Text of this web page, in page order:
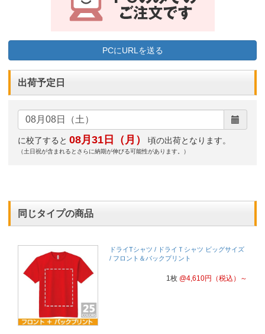
PCにURLを送る
出荷予定日
に校了すると 08月31日（月） 頃の出荷となります。
（土日祝が含まれるとさらに納期が伸びる可能性があります。）
同じタイプの商品
ドライTシャツ / ドライＴシャツ ビッグサイズ
/ フロント＆バックプリント
1枚 @4,610円 （税込）～